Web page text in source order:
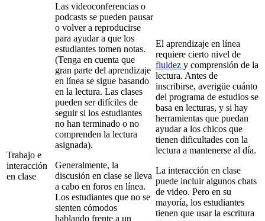
Trabajo e
interacción
en clase
Las videoconferencias o
podcasts se pueden pausar
o volver a reproducirse
para ayudar a que los
estudiantes tomen notas.
(Tenga en cuenta que
gran parte del aprendizaje
en línea se sigue basando
en la lectura. Las clases
pueden ser difíciles de
seguir si los estudiantes
no han terminado o no
comprenden la lectura
asignada).
Generalmente, la
discusión en clase se lleva
a cabo en foros en línea.
Los estudiantes que no se
sienten cómodos
hablando frente a un
El aprendizaje en línea
requiere cierto nivel de
fluidez y comprensión de la
lectura. Antes de
inscribirse, averigüe cuánto
del programa de estudios se
basa en lecturas, y si hay
herramientas que puedan
ayudar a los chicos que
tienen dificultades con la
lectura a mantenerse al día.
La interacción en clase
puede incluir algunos chats
de video. Pero en su
mayoría, los estudiantes
tienen que usar la escritura